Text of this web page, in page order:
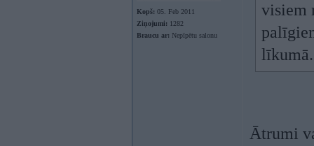
Kopš: 05. Feb 2011
Ziņojumi: 1282
Braucu ar: Nepīpētu salonu
visiem
līkumā.
Ātrumi